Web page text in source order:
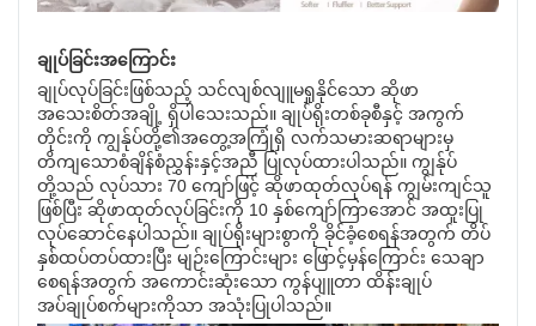
ချုပ်ခြင်းအကြောင်း
ချုပ်လုပ်ခြင်းဖြစ်သည့် သင်လျစ်လျူမရှုနိုင်သော ဆိုဖာ
အသေးစိတ်အချို့ ရှိပါသေးသည်။ ချုပ်ရိုးတစ်ခုစီနှင့် အကွက်
တိုင်းကို ကျွန်ုပ်တို့၏အတွေ့အကြုံရှိ လက်သမားဆရာများမှ
တိကျသောစံချိန်စံညွှန်းနှင့်အညီ ပြုလုပ်ထားပါသည်။ ကျွန်ုပ်
တို့သည် လုပ်သား 70 ကျော်ဖြင့် ဆိုဖာထုတ်လုပ်ရန် ကျွမ်းကျင်သူ
ဖြစ်ပြီး ဆိုဖာထုတ်လုပ်ခြင်းကို 10 နှစ်ကျော်ကြာအောင် အထူးပြု
လုပ်ဆောင်နေပါသည်။ ချုပ်ရိုးများစွာကို ခိုင်ခံ့စေရန်အတွက် တိပ်
နှစ်ထပ်တပ်ထားပြီး မျဉ်းကြောင်းများ ဖြောင့်မှန်ကြောင်း သေချာ
စေရန်အတွက် အကောင်းဆုံးသော ကွန်ပျူတာ ထိန်းချုပ်
အပ်ချုပ်စက်များကိုသာ အသုံးပြုပါသည်။